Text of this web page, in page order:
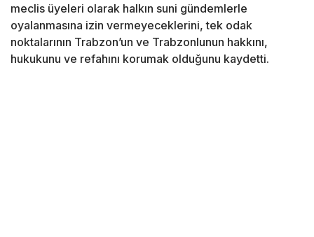
meclis üyeleri olarak halkın suni gündemlerle
oyalanmasına izin vermeyeceklerini, tek odak
noktalarının Trabzon’un ve Trabzonlunun hakkını,
hukukunu ve refahını korumak olduğunu kaydetti.